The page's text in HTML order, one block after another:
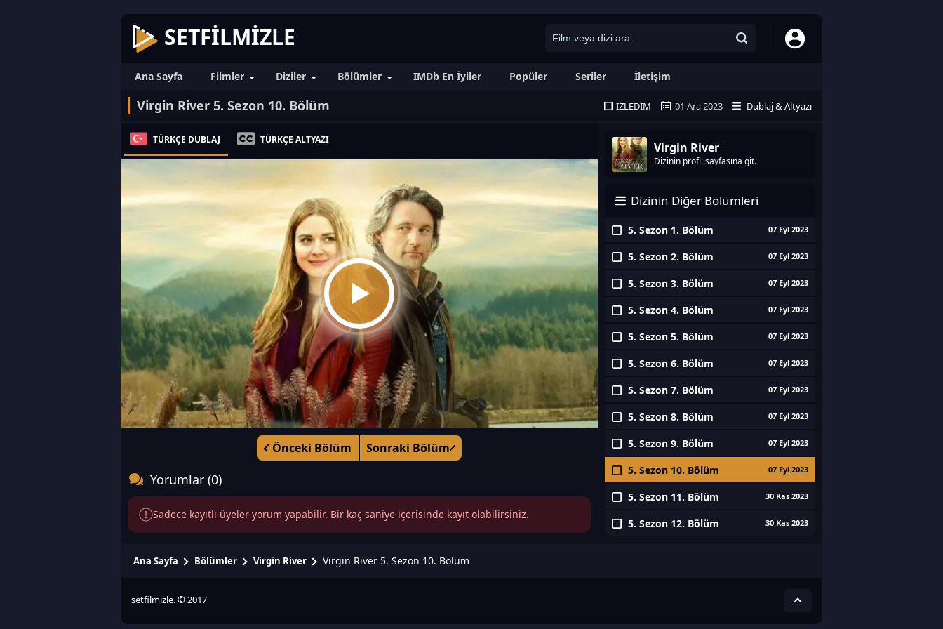
SETFILMIZLE
Ana Sayfa Filmler Diziler Bölümler IMDb En İyiler Popüler Seriler İletişim
Virgin River 5. Sezon 10. Bölüm İZLEDIM 01 Ara 2023 Dublaj & Altyazı
TÜRKÇE DUBLAJ TÜRKÇE ALTYAZI
Önceki Bölüm Sonraki Bölüm
Virgin River
Dizinin profil sayfasına git.
Dizinin Diğer Bölümleri
5. Sezon 1. Bölüm 07 Eyl 2023
5. Sezon 2. Bölüm 07 Eyl 2023
5. Sezon 3. Bölüm 07 Eyl 2023
5. Sezon 4. Bölüm 07 Eyl 2023
5. Sezon 5. Bölüm 07 Eyl 2023
5. Sezon 6. Bölüm 07 Eyl 2023
5. Sezon 7. Bölüm 07 Eyl 2023
5. Sezon 8. Bölüm 07 Eyl 2023
5. Sezon 9. Bölüm 07 Eyl 2023
5. Sezon 10. Bölüm 07 Eyl 2023
5. Sezon 11. Bölüm 30 Kas 2023
5. Sezon 12. Bölüm 30 Kas 2023
Yorumlar (0)
Sadece kayıtlı üyeler yorum yapabilir. Bir kaç saniye içerisinde kayıt olabilirsiniz.
Ana Sayfa Bölümler Virgin River Virgin River 5. Sezon 10. Bölüm
setfilmizle. © 2017